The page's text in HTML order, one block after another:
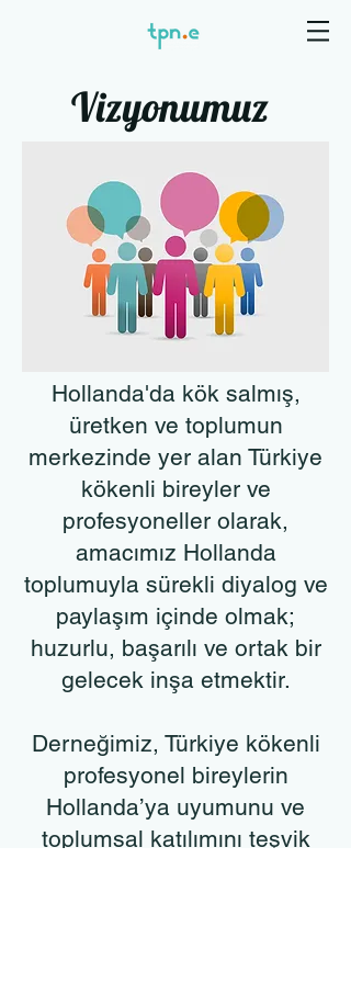
Hollanda'da kök salmış,
üretken ve toplumun
merkezinde yer alan Türkiye
kökenli bireyler ve
profesyoneller olarak,
amacımız Hollanda
toplumuyla sürekli diyalog ve
paylaşım içinde olmak;
huzurlu, başarılı ve ortak bir
gelecek inşa etmektir.
Derneğimiz, Türkiye kökenli
profesyonel bireylerin
Hollanda’ya uyumunu ve
toplumsal katılımını teşvik
Vizyonumuz